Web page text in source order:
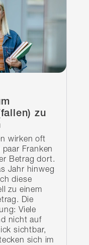
zu
wirken oft
Franken
Betrag dort.
Jahr hinweg
diese
zu einem
Die
Viele
nicht auf
sichtbar,
sich im